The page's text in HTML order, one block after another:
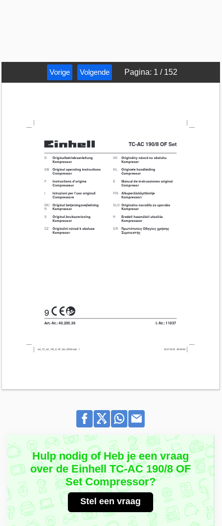
Vorige Volgende Pagina: 1 / 152
Hulp nodig of Heb je een vraag
over de Einhell TC-AC 190/8 OF
Set Compressor?
Stel een vraag